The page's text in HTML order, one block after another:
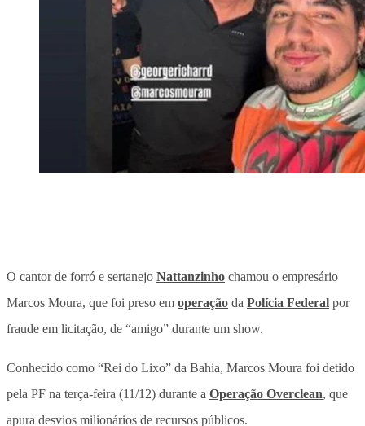
O cantor de forró e sertanejo Nattanzinho chamou o empresário
Marcos Moura, que foi preso em operação da Polícia Federal por
fraude em licitação, de “amigo” durante um show.
Conhecido como “Rei do Lixo” da Bahia, Marcos Moura foi detido
pela PF na terça-feira (11/12) durante a Operação Overclean, que
apura desvios milionários de recursos públicos.